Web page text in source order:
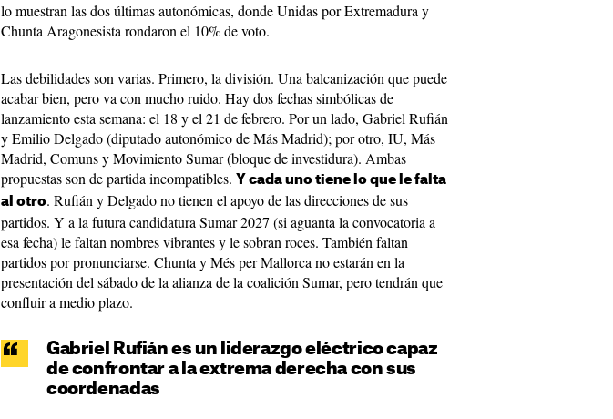
lo muestran las dos últimas autonómicas, donde Unidas por Extremadura y
Chunta Aragonesista rondaron el 10% de voto.
Las debilidades son varias. Primero, la división. Una balcanización que puede
acabar bien, pero va con mucho ruido. Hay dos fechas simbólicas de
lanzamiento esta semana: el 18 y el 21 de febrero. Por un lado, Gabriel Rufián
y Emilio Delgado (diputado autonómico de Más Madrid); por otro, IU, Más
Madrid, Comuns y Movimiento Sumar (bloque de investidura). Ambas
propuestas son de partida incompatibles. Y cada uno tiene lo que le falta
al otro. Rufián y Delgado no tienen el apoyo de las direcciones de sus
partidos. Y a la futura candidatura Sumar 2027 (si aguanta la convocatoria a
esa fecha) le faltan nombres vibrantes y le sobran roces. También faltan
partidos por pronunciarse. Chunta y Més per Mallorca no estarán en la
presentación del sábado de la alianza de la coalición Sumar, pero tendrán que
confluir a medio plazo.
Gabriel Rufián es un liderazgo eléctrico capaz
de confrontar a la extrema derecha con sus
coordenadas